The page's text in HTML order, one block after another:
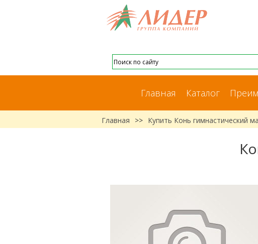
Главная Каталог
Главная >> Купить Конь гимнастический